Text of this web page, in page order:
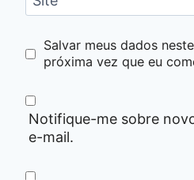
Salvar meus dados
próxima vez que eu
Notifique-me sobre
e-mail.